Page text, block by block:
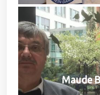
Maude